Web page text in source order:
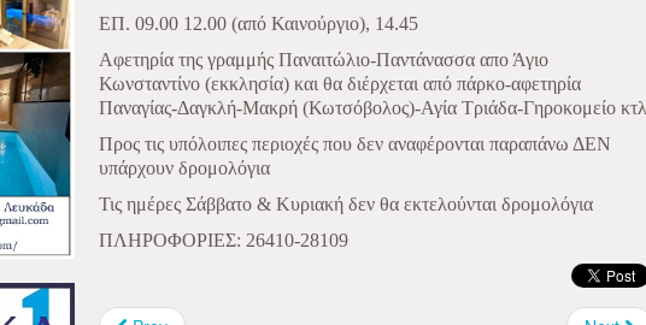
ΕΠ. 09.00 12.00 (από Καινούργιο), 14.45
Αφετηρία της γραμμής Παναιτώλιο-Παντάνασσα απο Άγιο
Κωνσταντίνο (εκκλησία) και θα διέρχεται από πάρκο-αφετηρία
Παναγίας-Δαγκλή-Μακρή (Κωτσόβολος)-Αγία Τριάδα-Γηροκομείο κτλ
Προς τις υπόλοιπες περιοχές που δεν αναφέρονται παραπάνω ΔΕΝ
υπάρχουν δρομολόγια
Τις ημέρες Σάββατο & Κυριακή δεν θα εκτελούνται δρομολόγια
ΠΛΗΡΟΦΟΡΙΕΣ: 26410-28109